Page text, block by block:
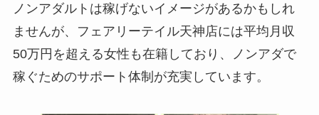
ノンアダルトは稼げないイメージがあるかもしれ
ませんが、フェアリーテイル天神店には平均月収
50万円を超える女性も在籍しており、ノンアダで
稼ぐためのサポート体制が充実しています。